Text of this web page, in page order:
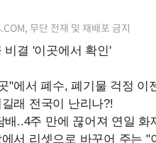
무단 전재 및 재배포 금지